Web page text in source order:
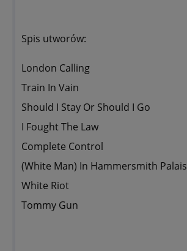
Spis utworów:
London Calling
Train In Vain
Should I Stay Or Should I Go
I Fought The Law
Complete Control
(White Man) In Hammersmith Palais
White Riot
Tommy Gun